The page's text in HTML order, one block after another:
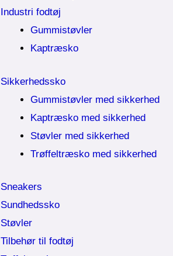
Industri fodtøj
Gummistøvler
Kaptræsko
Sikkerhedssko
Gummistøvler med sikkerhed
Kaptræsko med sikkerhed
Støvler med sikkerhed
Trøffeltræsko med sikkerhed
Sneakers
Sundhedssko
Støvler
Tilbehør til fodtøj